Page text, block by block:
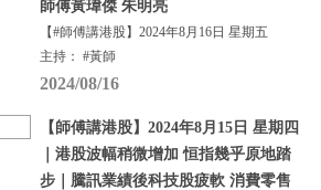
師傅黃瑋傑 朱明亮
【#師傅講港股】2024年8月16日 星期五
主持： #黃師
2024/08/16
【師傅講港股】2024年8月15日 星期四
｜港股波幅稍微增加 恒指幾乎原地踏
步｜騰訊業績後科技股疲軟 消費零售